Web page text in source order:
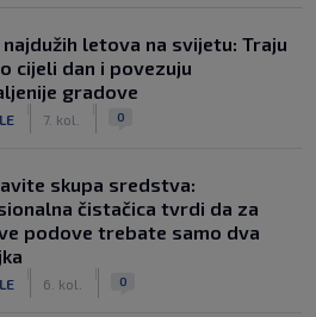
letova na svijetu: Traju
cijeli dan i povezuju
gradove
7. kol. 0
skupa sredstva:
čistačica tvrdi da za
podove trebate samo dva
6. kol. 0